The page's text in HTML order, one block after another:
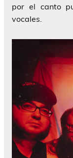
por el canto
vocales.